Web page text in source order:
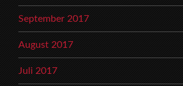
September 2017
August 2017
Juli 2017